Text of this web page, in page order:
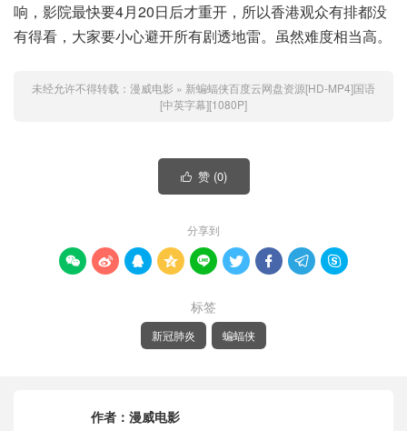
响，影院最快要4月20日后才重开，所以香港观众有排都没
有得看，大家要小心避开所有剧透地雷。虽然难度相当高。
未经允许不得转载： 漫威电影 » 新蝙蝠侠百度云网盘资源[HD-MP4]国语
[中英字幕][1080P]
 赞 (0)
分享到
        
标签
新冠肺炎 蝙蝠侠
作者： 漫威电影